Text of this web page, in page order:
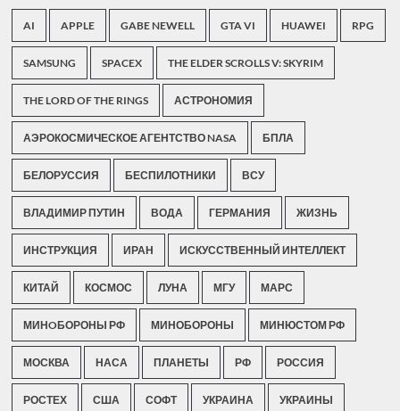
AI APPLE GABE NEWELL GTA VI HUAWEI RPG
SAMSUNG SPACEX THE ELDER SCROLLS V: SKYRIM
THE LORD OF THE RINGS АСТРОНОМИЯ
АЭРОКОСМИЧЕСКОЕ АГЕНТСТВО NASA БПЛА
БЕЛОРУССИЯ БЕСПИЛОТНИКИ ВСУ
ВЛАДИМИР ПУТИН ВОДА ГЕРМАНИЯ ЖИЗНЬ
ИНСТРУКЦИЯ ИРАН ИСКУССТВЕННЫЙ ИНТЕЛЛЕКТ
КИТАЙ КОСМОС ЛУНА МГУ МАРС
МИНOБОРОНЫ РФ МИНОБОРОНЫ МИНЮСТОМ РФ
МОСКВА НАСА ПЛАНЕТЫ РФ РОССИЯ
РОСТЕХ США СОФТ УКРАИНА УКРАИНЫ